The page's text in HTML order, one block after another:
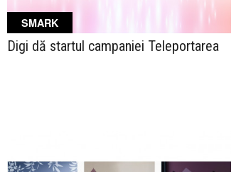
SMARK
Digi dă startul campaniei Teleportarea